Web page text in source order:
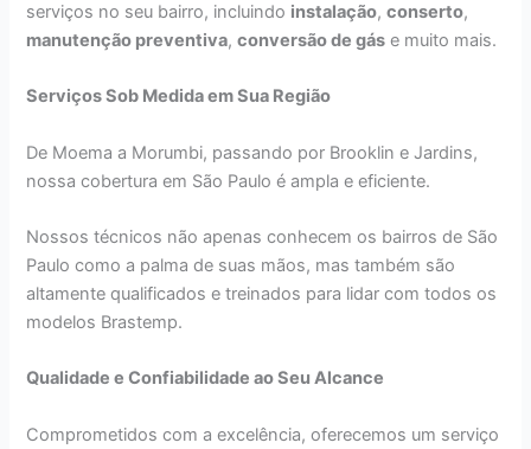
serviços no seu bairro, incluindo instalação,conserto,
manutenção preventiva,conversão de gás e muito mais.
Serviços Sob Medida em Sua Região
De Moema a Morumbi, passando por Brooklin e Jardins,
nossa cobertura em São Paulo é ampla e eficiente.
Nossos técnicos não apenas conhecem os bairros de São
Paulo como a palma de suas mãos, mas também são
altamente qualificados e treinados para lidar com todos os
modelos Brastemp.
Qualidade e Confiabilidade ao Seu Alcance
Comprometidos com a excelência, oferecemos um serviço